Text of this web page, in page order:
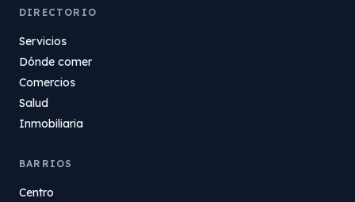
DIRECTORIO
Servicios
Dónde comer
Comercios
Salud
Inmobiliaria
BARRIOS
Centro